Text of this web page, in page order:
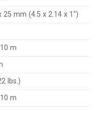
25 mm (4.5 x 2.14 x 1″)
m
lbs.)
m